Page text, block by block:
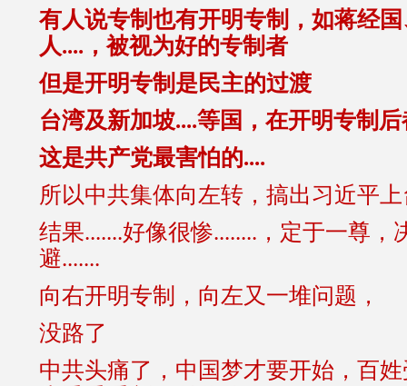
有人说专制也有开明专制，如蒋经
人....，被视为好的专制者
但是开明专制是民主的过渡
台湾及新加坡....等国，在开明专制
这是共产党最害怕的....
所以中共集体向左转，搞出习近平上
结果.......好像很惨........，定于一尊，
避.......
向右开明专制，向左又一堆问题，
没路了
中共头痛了，中国梦才要开始 ，百